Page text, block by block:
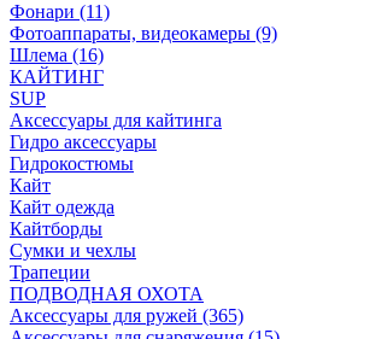
Фонари (11)
Фотоаппараты, видеокамеры (9)
Шлема (16)
КАЙТИНГ
SUP
Аксессуары для кайтинга
Гидро аксессуары
Гидрокостюмы
Кайт
Кайт одежда
Кайтборды
Сумки и чехлы
Трапеции
ПОДВОДНАЯ ОХОТА
Аксессуары для ружей (365)